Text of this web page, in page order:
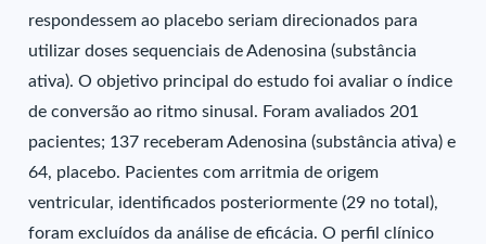
respondessem ao placebo seriam direcionados para
utilizar doses sequenciais de Adenosina (substância
ativa). O objetivo principal do estudo foi avaliar o índice
de conversão ao ritmo sinusal. Foram avaliados 201
pacientes; 137 receberam Adenosina (substância ativa) e
64, placebo. Pacientes com arritmia de origem
ventricular, identificados posteriormente (29 no total),
foram excluídos da análise de eficácia. O perfil clínico